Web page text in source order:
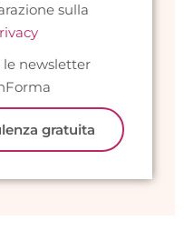
sulla
le newsletter
gratuita